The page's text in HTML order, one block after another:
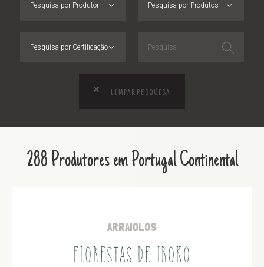
Pesquisa por Produtor Pesquisa por Produtos
Pesquisa por Certificação
LIMPAR PESQUISA
288 Produtores em Portugal Continental
ARRAIOLOS
FLORESTAS DE IROKO